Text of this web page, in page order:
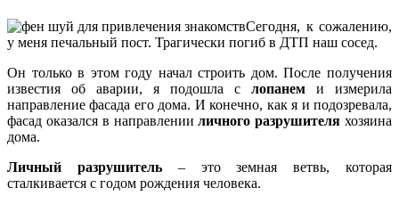
Сегодня, к сожалению,
у меня печальный пост. Трагически погиб в ДТП наш сосед.
Он только в этом году начал строить дом. После получения
известия об аварии, я подошла с лопанем и измерила
направление фасада его дома. И конечно, как я и подозревала,
фасад оказался в направленииличного разрушителя хозяина
дома.
Личный разрушитель– это земная ветвь, которая
сталкивается с годом рождения человека.